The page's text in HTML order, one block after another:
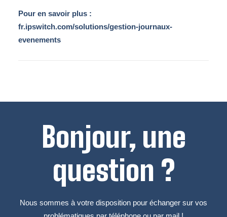
Pour en savoir plus :
fr.ipswitch.com/solutions/gestion-journaux-
evenements
Bonjour, une
question ?
Nous sommes à votre disposition pour échanger sur vos